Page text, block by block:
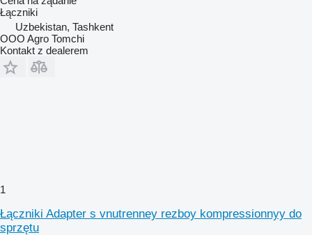
Łączniki
Uzbekistan, Tashkent
OOO Agro Tomchi
Kontakt z dealerem
1
Łączniki Adapter s vnutrenney rezboy kompressionnyy do
sprzętu